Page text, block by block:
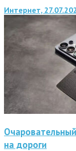
Интернет,
на дороги